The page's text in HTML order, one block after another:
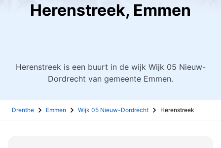
Herenstreek, Emmen
Herenstreek is een buurt in de wijk Wijk 05 Nieuw-
Dordrecht van gemeente Emmen.
Drenthe Emmen Wijk 05 Nieuw-Dordrecht Herenstreek